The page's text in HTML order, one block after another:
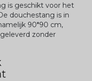
is geschikt voor het
douchestang is in
90*90 cm,
zonder